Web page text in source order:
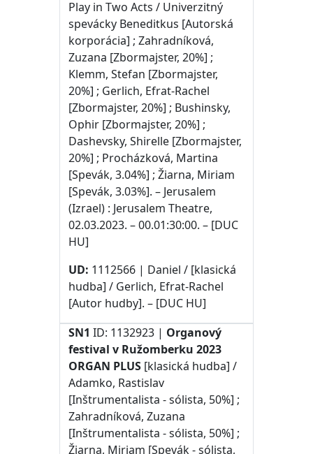
Play in Two Acts / Univerzitný
spevácky Beneditkus [Autorská
korporácia] ; Zahradníková,
Zuzana [Zbormajster, 20%] ;
Klemm, Stefan [Zbormajster,
20%] ; Gerlich, Efrat-Rachel
[Zbormajster, 20%] ; Bushinsky,
Ophir [Zbormajster, 20%] ;
Dashevsky, Shirelle [Zbormajster,
20%] ; Procházková, Martina
[Spevák, 3.04%] ; Žiarna, Miriam
[Spevák, 3.03%]. – Jerusalem
(Izrael) : Jerusalem Theatre,
02.03.2023. – 00.01:30:00. – [DUC
HU]
UD: 1112566 | Daniel / [klasická
hudba] / Gerlich, Efrat-Rachel
[Autor hudby]. – [DUC HU]
SN1 ID: 1132923 | Organový
festival v Ružomberku 2023
ORGAN PLUS[klasická hudba] /
Adamko, Rastislav
[Inštrumentalista - sólista, 50%] ;
Zahradníková, Zuzana
[Inštrumentalista - sólista, 50%] ;
Žiarna, Miriam [Spevák - sólista,